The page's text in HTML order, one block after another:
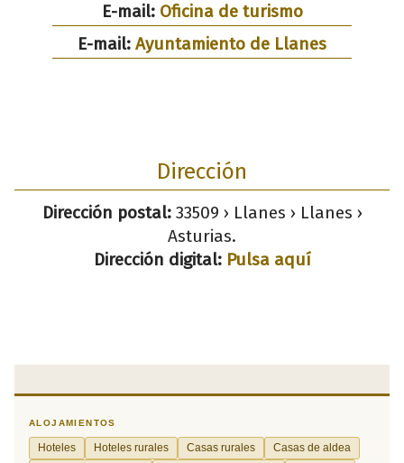
E-mail: Oficina de turismo
E-mail: Ayuntamiento de Llanes
Dirección
Dirección postal:33509 › Llanes › Llanes ›
Asturias.
Dirección digital: Pulsa aquí